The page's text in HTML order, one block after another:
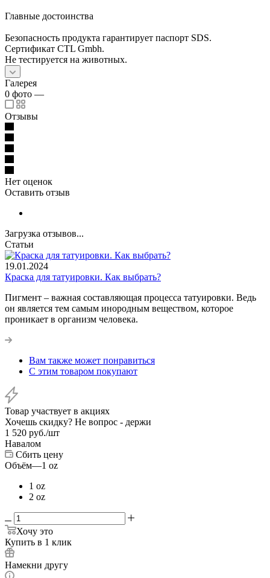
Главные достоинства
Безопасность продукта гарантирует паспорт SDS.
Сертификат CTL Gmbh.
Не тестируется на животных.
Галерея
0 фото —
Отзывы
Нет оценок
Оставить отзыв
Загрузка отзывов...
Статьи
19.01.2024
Краска для татуировки. Как выбрать?
Пигмент – важная составляющая процесса татуировки. Ведь
он является тем самым инородным веществом, которое
проникает в организм человека.
Вам также может понравиться
С этим товаром покупают
Товар участвует в акциях
Хочешь скидку? Не вопрос - держи
1 520 руб./шт
Навалом
Сбить цену
Объём—1 oz
1 oz
2 oz
Хочу это
Купить в 1 клик
Намекни другу